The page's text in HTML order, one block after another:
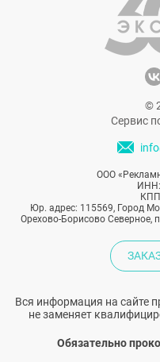
©
Сервис
ООО
ИНН:
Юр. адрес: 115569, Город
Орехово-Борисово Северное,
Вся информация на сайте
не заменяет
Обязательно